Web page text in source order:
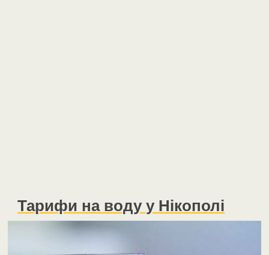
Тарифи на воду у Нікополі